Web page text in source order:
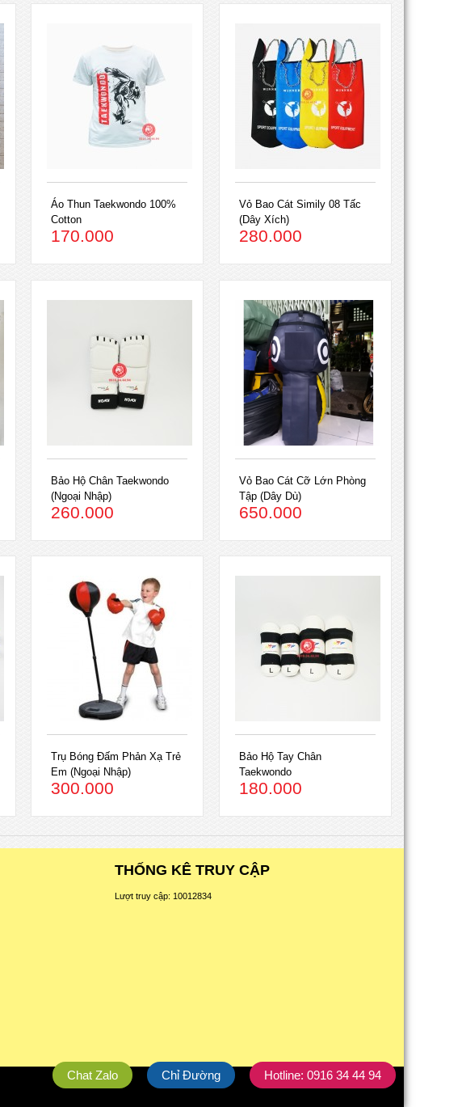
Áo Thun Taekwondo 100%
Cotton
170.000
Vỏ Bao Cát Simily 08 Tấc
(Dây Xích)
280.000
Bảo Hộ Chân Taekwondo
(Ngoại Nhập)
260.000
Vỏ Bao Cát Cỡ Lớn Phòng
Tập (Dây Dù)
650.000
Trụ Bóng Đấm Phản Xạ Trẻ
Em (Ngoại Nhập)
300.000
Bảo Hộ Tay Chân
Taekwondo
180.000
THỐNG KÊ TRUY CẬP
Lượt truy cập: 10012834
Chat Zalo Chỉ Đường Hotline: 0916 34 44 94